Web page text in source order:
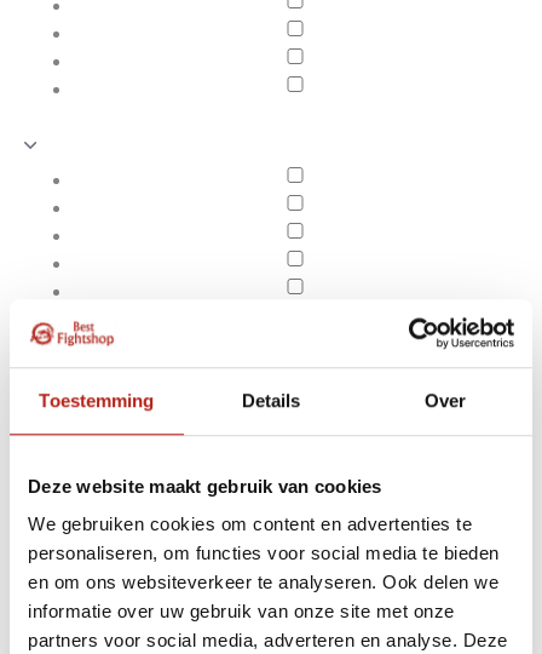
Toestemming Details Over
Deze website maakt gebruik van cookies
We gebruiken cookies om content en advertenties te
personaliseren, om functies voor social media te bieden
en om ons websiteverkeer te analyseren. Ook delen we
informatie over uw gebruik van onze site met onze
partners voor social media, adverteren en analyse. Deze
Apply filters
Producten getagd met
Blauw-wit omkeerbaar
Karate pak